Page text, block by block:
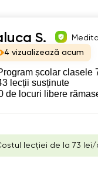
S.
4 vizualizează acum
școlar clasele
lecții susținute
de locuri libere
lecției de la 73 lei/